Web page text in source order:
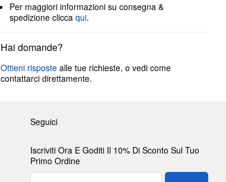
Per maggiori informazioni su consegna &
spedizione clicca qui.
Hai domande?
Ottieni risposte alle tue richieste, o vedi come
contattarci direttamente.
Seguici
Iscriviti Ora E Goditi Il 10% Di Sconto Sul Tuo
Primo Ordine